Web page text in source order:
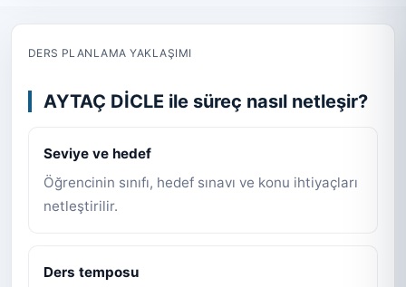
DERS PLANLAMA YAKLAŞIMI
AYTAÇ DİCLE ile süreç nasıl netleşir?
Seviye ve hedef
Öğrencinin sınıfı, hedef sınavı ve konu ihtiyaçları
netleştirilir.
Ders temposu